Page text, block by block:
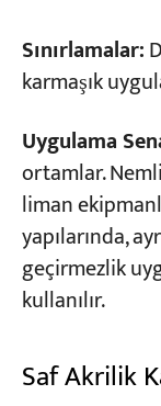
Sınırlamalar:
karmaşık
Uygulama
ortamlar.
liman
yapılarında,
geçirmezlik
kullanılır.
Saf Akrilik